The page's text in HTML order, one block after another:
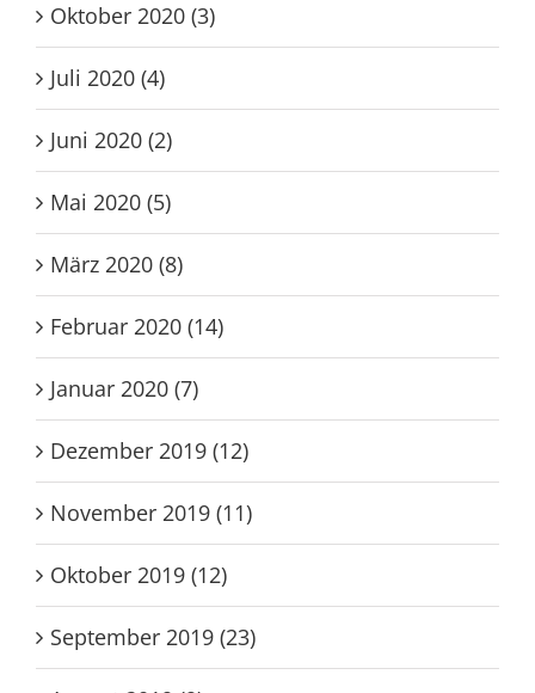
Oktober 2020 (3)
Juli 2020 (4)
Juni 2020 (2)
Mai 2020 (5)
März 2020 (8)
Februar 2020 (14)
Januar 2020 (7)
Dezember 2019 (12)
November 2019 (11)
Oktober 2019 (12)
September 2019 (23)